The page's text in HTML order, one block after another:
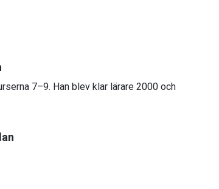
7–9. Han blev klar lärare 2000 och